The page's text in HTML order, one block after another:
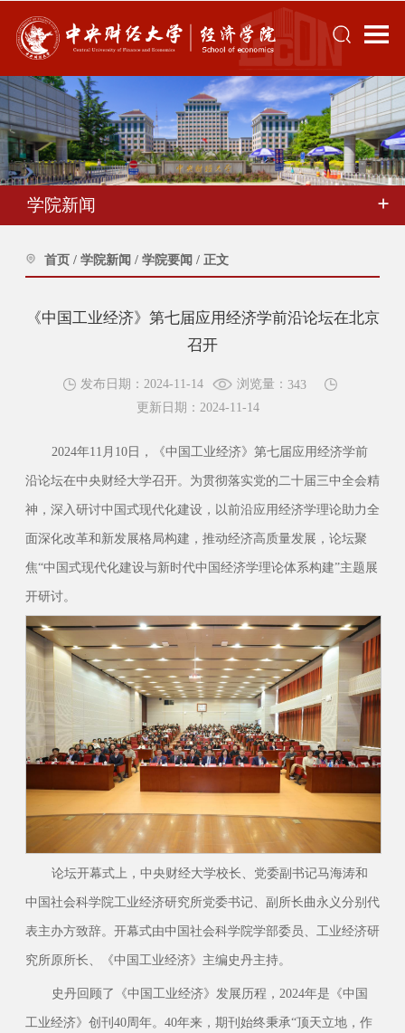
学院新闻
首页 / 学院新闻 / 学院要闻 / 正文
《中国工业经济》第七届应用经济学前沿论坛在北京
召开
发布日期：2024-11-14 浏览量： 343
更新日期：2024-11-14
2024年11月10日，《中国工业经济》第七届应用经济学前
沿论坛在中央财经大学召开。为贯彻落实党的二十届三中全会精
神，深入研讨中国式现代化建设，以前沿应用经济学理论助力全
面深化改革和新发展格局构建，推动经济高质量发展，论坛聚
焦“中国式现代化建设与新时代中国经济学理论体系构建”主题展
开研讨。
论坛开幕式上，中央财经大学校长、党委副书记马海涛和
中国社会科学院工业经济研究所党委书记、副所长曲永义分别代
表主办方致辞。开幕式由中国社会科学院学部委员、工业经济研
究所原所长、《中国工业经济》主编史丹主持。
史丹回顾了《中国工业经济》发展历程，2024年是《中国
工业经济》创刊40周年。40年来，期刊始终秉承“顶天立地，作